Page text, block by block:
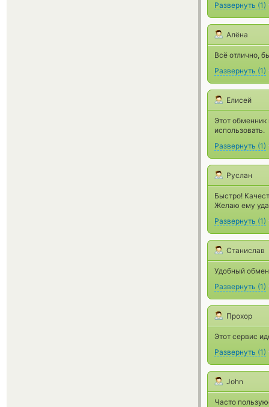
Развернуть (1)
Алёна
Всё отлично,
Развернуть (1)
Елисей
Этот
использовать.
Развернуть (1)
Руслан
Быстро!
Желаю ему
Развернуть (1)
Станислав
Удобный
Развернуть (1)
Прохор
Этот сервис
Развернуть (1)
John
Часто